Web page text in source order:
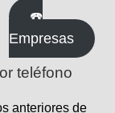
☎️
Empresas
teléfono
anteriores de